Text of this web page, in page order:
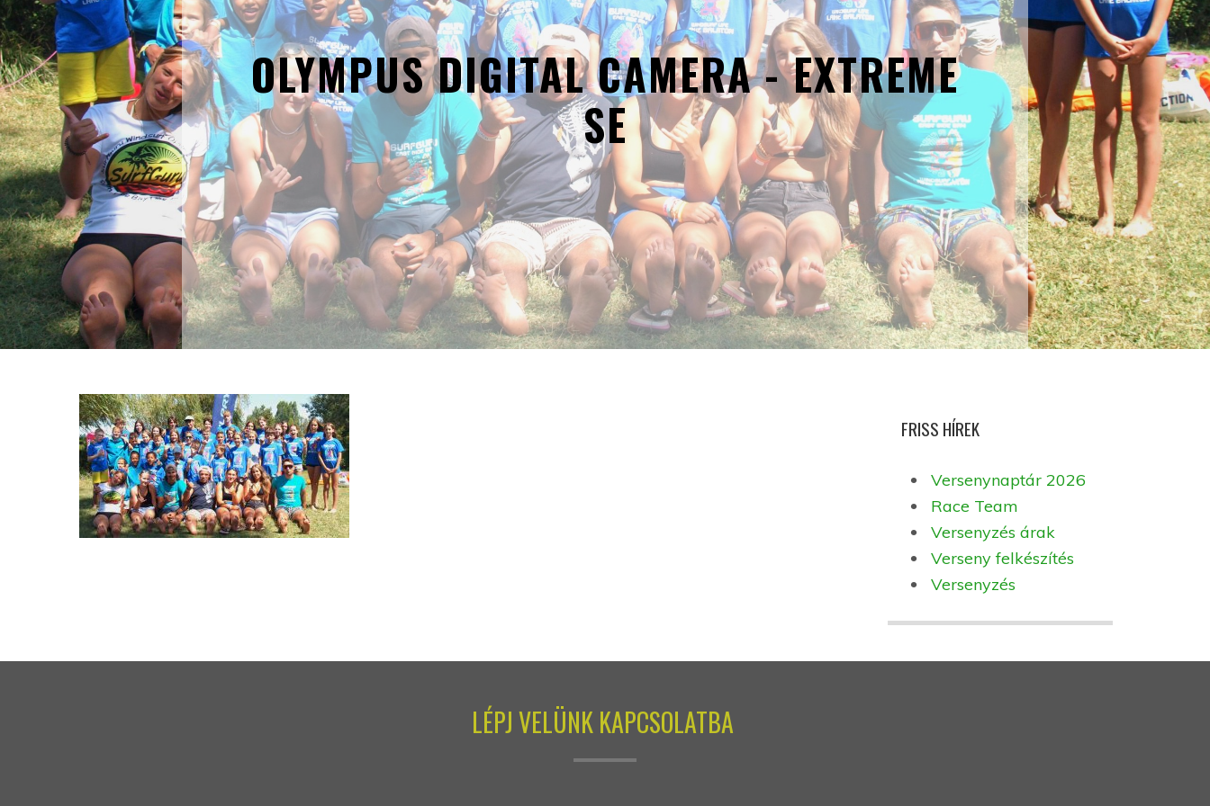
OLYMPUS DIGITAL CAMERA - EXTREME
SE
FRISS HÍREK
Versenynaptár 2026
Race Team
Versenyzés árak
Verseny felkészítés
Versenyzés
LÉPJ VELÜNK KAPCSOLATBA